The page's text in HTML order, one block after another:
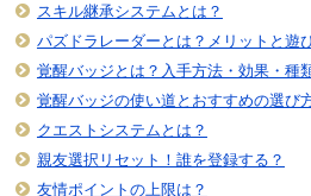
スキル継承システムとは？
パズドラレーダーとは？メリットと遊
覚醒バッジとは？入手方法・効果・種
覚醒バッジの使い道とおすすめの選び
クエストシステムとは？
親友選択リセット！誰を登録する？
友情ポイントの上限は？